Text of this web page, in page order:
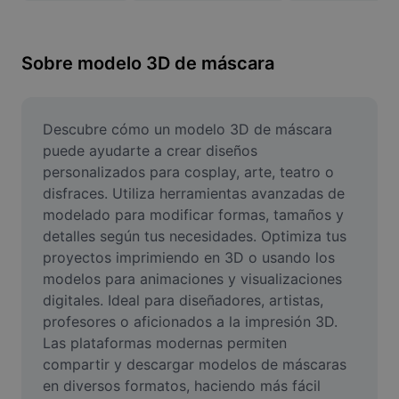
Redimensionar Imagem
Editar Imagem Online
Criador de Memes
AI Text Remover
AI People Remover
AI Inpainting
Face Cutout
Sobre modelo 3D de máscara
Descubre cómo un modelo 3D de máscara
puede ayudarte a crear diseños
personalizados para cosplay, arte, teatro o
disfraces. Utiliza herramientas avanzadas de
modelado para modificar formas, tamaños y
detalles según tus necesidades. Optimiza tus
proyectos imprimiendo en 3D o usando los
modelos para animaciones y visualizaciones
digitales. Ideal para diseñadores, artistas,
profesores o aficionados a la impresión 3D.
Las plataformas modernas permiten
compartir y descargar modelos de máscaras
en diversos formatos, haciendo más fácil